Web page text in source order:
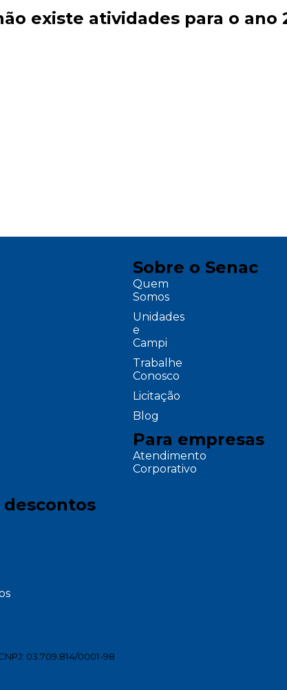
existe atividades para o ano
descontos
Sobre o Senac
Quem
Somos
Unidades
e
Campi
Trabalhe
Conosco
Licitação
Blog
Para empresas
Atendimento
Corporativo
03.709.814/0001-98